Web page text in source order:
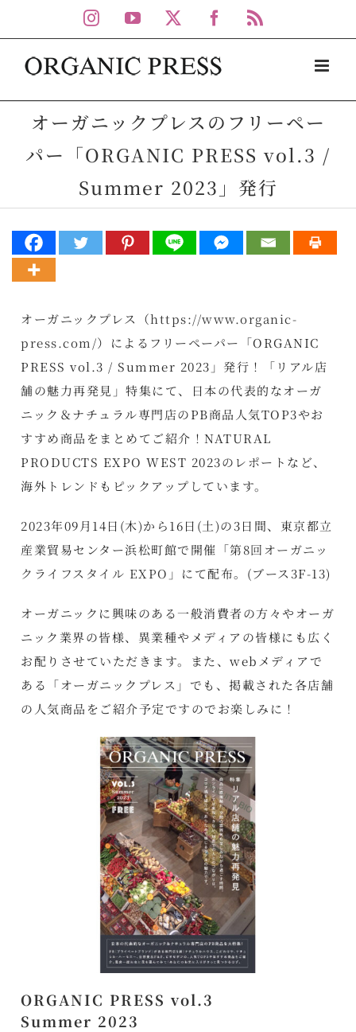
to
content
Instagram
YouTube Facebook
オーガニックプレスのフリーペー
パー「ORGANIC PRESS vol.3 /
Summer 2023」発行
オーガニックプレス（https://www.organic-
press.com/）によるフリーペーパー「ORGANIC
PRESS vol.3 / Summer 2023」発行！「リアル店
舗の魅力再発見」特集にて、日本の代表的なオーガ
ニック＆ナチュラル専門店のPB商品人気TOP3やお
すすめ商品をまとめてご紹介！NATURAL
PRODUCTS EXPO WEST 2023のレポートなど、
海外トレンドもピックアップしています。
2023年09月14日(木)から16日(土)の3日間、東京都立
産業貿易センター浜松町館で開催「第8回オーガニッ
クライフスタイル EXPO 」にて配布。(ブース3F-13)
オーガニックに興味のある一般消費者の方々やオーガ
ニック業界の皆様、異業種やメディアの皆様にも広く
お配りさせていただきます。また、webメディアで
ある「オーガニックプレス」でも、掲載された各店舗
の人気商品をご紹介予定ですのでお楽しみに！
ORGANIC PRESS vol.3
Summer 2023